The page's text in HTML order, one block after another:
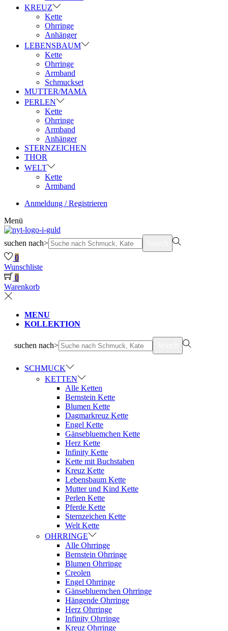
KREUZ
Kette
Ohrringe
Anhänger
LEBENSBAUM
Kette
Ohrringe
Armband
Schmuckset
MUTTER/MAMA
PERLEN
Kette
Ohrringe
Armband
Anhänger
STERNZEICHEN
THOR
WELT
Kette
Armband
Anmeldung / Registrieren
Menü
suchen nach>
0
Wunschliste
0
Warenkorb
MENU
KOLLEKTION
suchen nach>
SCHMUCK
KETTEN
Alle Ketten
Bernstein Kette
Blumen Kette
Dagmarkreuz Kette
Engel Kette
Gänsebluemchen Kette
Herz Kette
Infinity Kette
Kette mit Buchstaben
Kreuz Kette
Lebensbaum Kette
Mutter und Kind Kette
Perlen Kette
Pferde Kette
Sternzeichen Kette
Welt Kette
OHRRINGE
Alle Ohrringe
Bernstein Ohrringe
Blumen Ohrringe
Creolen
Engel Ohrringe
Gänsebluemchen Ohrringe
Hängende Ohrringe
Herz Ohrringe
Infinity Ohrringe
Kreuz Ohrringe